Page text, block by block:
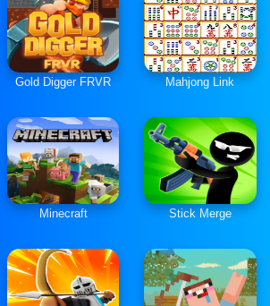
Gold Digger FRVR Mahjong Link
Minecraft Stick Merge